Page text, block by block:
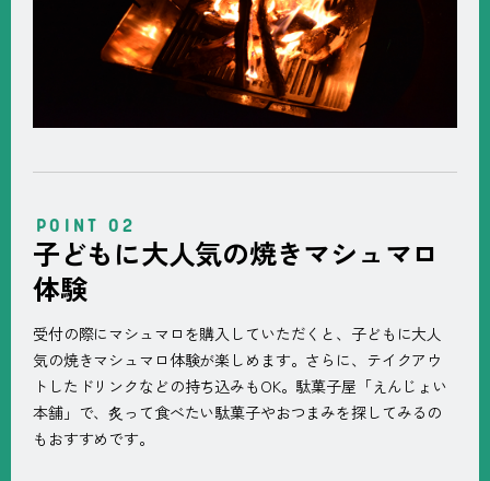
子どもに大人気の焼きマシュマロ
体験
受付の際にマシュマロを購入していただくと、子どもに大人
気の焼きマシュマロ体験が楽しめます。さらに、テイクアウ
トしたドリンクなどの持ち込みもOK。駄菓子屋「えんじょい
本舗」で、炙って食べたい駄菓子やおつまみを探してみるの
もおすすめです。